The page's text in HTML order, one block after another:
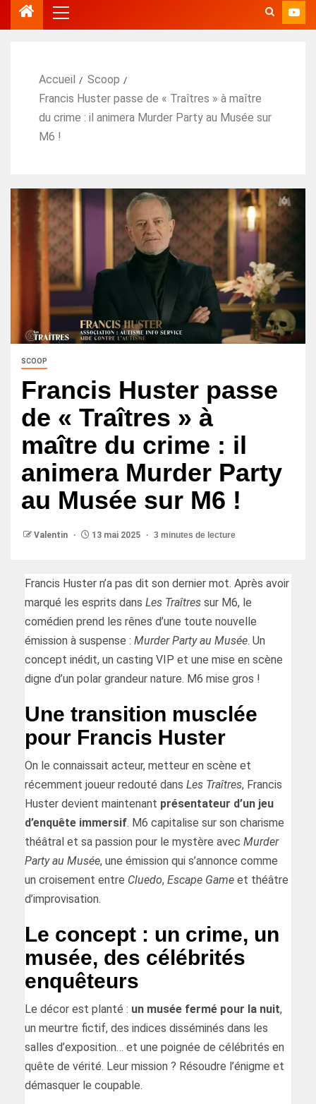
Accueil
Scoop
Francis Huster passe de « Traîtres » à maître
du crime : il animera Murder Party au Musée sur
M6 !
SCOOP
Francis Huster passe
de « Traîtres » à
maître du crime : il
animera Murder Party
au Musée sur M6 !
Valentin 13 mai 2025 3 minutes de lecture
Francis Huster n’a pas dit son dernier mot. Après avoir
marqué les esprits dans Les Traîtres sur M6, le
comédien prend les rênes d’une toute nouvelle
émission à suspense : Murder Party au Musée. Un
concept inédit, un casting VIP et une mise en scène
digne d’un polar grandeur nature. M6 mise gros !
Une transition musclée
pour Francis Huster
On le connaissait acteur, metteur en scène et
récemment joueur redouté dans Les Traîtres, Francis
Huster devient maintenant présentateur d’un jeu
d’enquête immersif. M6 capitalise sur son charisme
théâtral et sa passion pour le mystère avec Murder
Party au Musée, une émission qui s’annonce comme
un croisement entre Cluedo, Escape Game et théâtre
d’improvisation.
Le concept : un crime, un
musée, des célébrités
enquêteurs
Le décor est planté : un musée fermé pour la nuit,
un meurtre fictif, des indices disséminés dans les
salles d’exposition… et une poignée de célébrités en
quête de vérité. Leur mission ? Résoudre l’énigme et
démasquer le coupable.